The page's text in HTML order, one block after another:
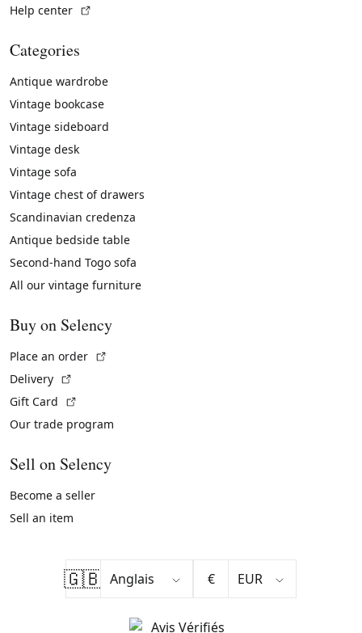
Help center
Categories
Antique wardrobe
Vintage bookcase
Vintage sideboard
Vintage desk
Vintage sofa
Vintage chest of drawers
Scandinavian credenza
Antique bedside table
Second-hand Togo sofa
All our vintage furniture
Buy on Selency
Place an order
Delivery
Gift Card
Our trade program
Sell on Selency
Become a seller
Sell an item
🇬🇧 €